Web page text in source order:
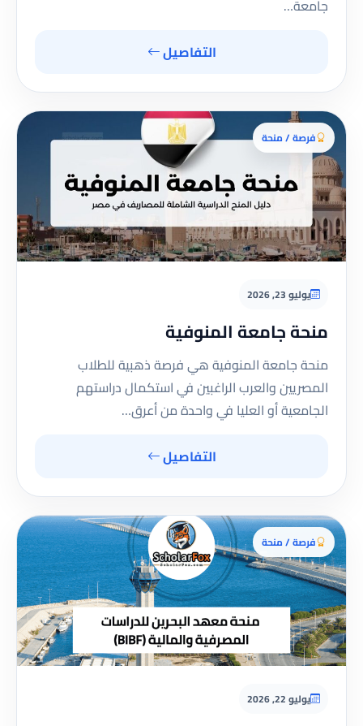
جامعة…
التفاصيل
فرصة / منحة
يوليو 23, 2026
منحة جامعة المنوفية
منحة جامعة المنوفية هي فرصة ذهبية للطلاب
المصريين والعرب الراغبين في استكمال دراستهم
الجامعية أو العليا في واحدة من أعرق…
التفاصيل
فرصة / منحة
يوليو 22, 2026